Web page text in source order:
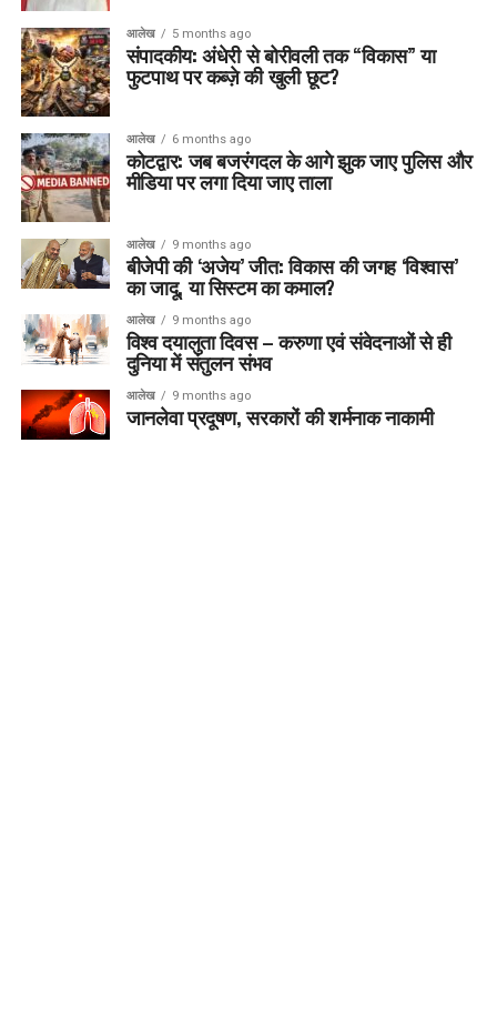
आलेख 5 months ago
संपादकीय: अंधेरी से बोरीवली तक “विकास” या
फुटपाथ पर कब्ज़े की खुली छूट?
आलेख 6 months ago
कोटद्वार: जब बजरंगदल के आगे झुक जाए पुलिस और
मीडिया पर लगा दिया जाए ताला
आलेख 9 months ago
बीजेपी की ‘अजेय’ जीत: विकास की जगह ‘विश्वास’
का जादू, या सिस्टम का कमाल?
आलेख 9 months ago
विश्व दयालुता दिवस – करुणा एवं संवेदनाओं से ही
दुनिया में संतुलन संभव
आलेख 9 months ago
जानलेवा प्रदूषण, सरकारों की शर्मनाक नाकामी